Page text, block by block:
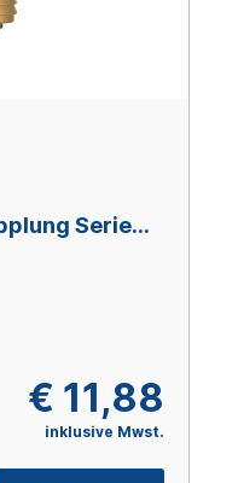
Serie
€ 11,88
inklusive Mwst.